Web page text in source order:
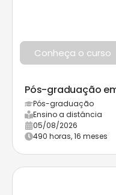
Conheça o curso
Pós-graduação
Pós-graduação
Ensino a distância
05/08/2026
490 horas, 16 meses